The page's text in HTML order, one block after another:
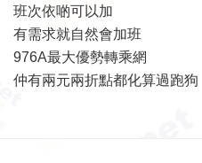
班次依啲可以加
有需求就自然會加班
976A最大優勢轉乘網
仲有兩元兩折點都化算過跑狗